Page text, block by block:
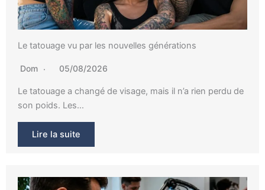
Le tatouage vu par les nouvelles générations
Dom 05/08/2026
Le tatouage a changé de visage, mais il n’a rien perdu de
son poids. Les…
Lire la suite